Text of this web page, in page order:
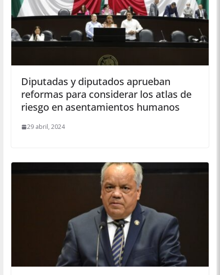
Diputadas y diputados aprueban
reformas para considerar los atlas de
riesgo en asentamientos humanos
29 abril, 2024